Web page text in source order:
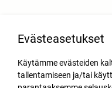
Evästeasetukset
Käytämme evästeiden
tallentamiseen ja/tai